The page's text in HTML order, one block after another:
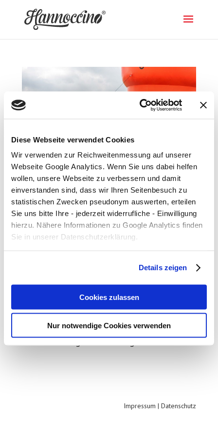
Diese Webseite verwendet Cookies
Wir verwenden zur Reichweitenmessung auf unserer
Webseite Google Analytics. Wenn Sie uns dabei helfen
wollen, unsere Webseite zu verbessern und damit
einverstanden sind, dass wir Ihren Seitenbesuch zu
statistischen Zwecken pseudonym auswerten, erteilen
Sie uns bitte Ihre - jederzeit widerrufliche - Einwilligung
hierzu. Nähere Informationen zu Google Analytics finden
Sie in unserer Datenschutzerklärung.
Details zeigen
Cookies zulassen
Nur notwendige Cookies verwenden
Hannoccino gewinnt GreenTec Award
vonsupportbundb|25. Apr. 2018|News
Der Hannoccino als größtes kommunales
bundesweit, überzeugte auch die Jury
Umweltpreise, des „GreenTec Awards“.
Heute überreichten Vertreter des
Berliner Umweltpreises die
Auszeichnung in der Kategorie...
Impressum |Datenschutz